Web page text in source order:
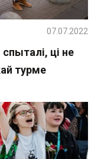
ці не
турме
07.07.2022